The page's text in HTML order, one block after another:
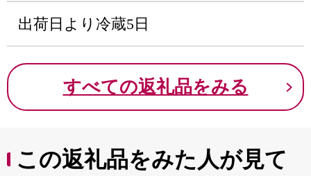
出荷日より冷蔵5日
すべての返礼品をみる
この返礼品をみた人が見て